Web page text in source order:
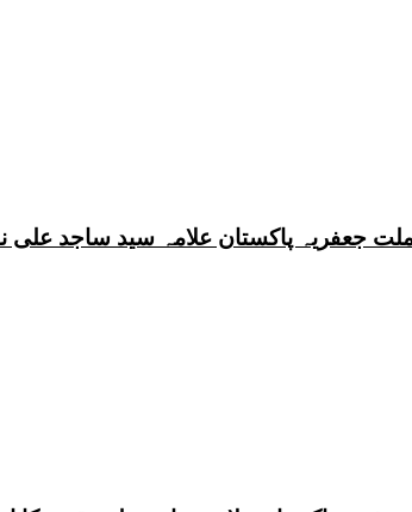
جعفریہ پاکستان علامہ سید ساجد علی